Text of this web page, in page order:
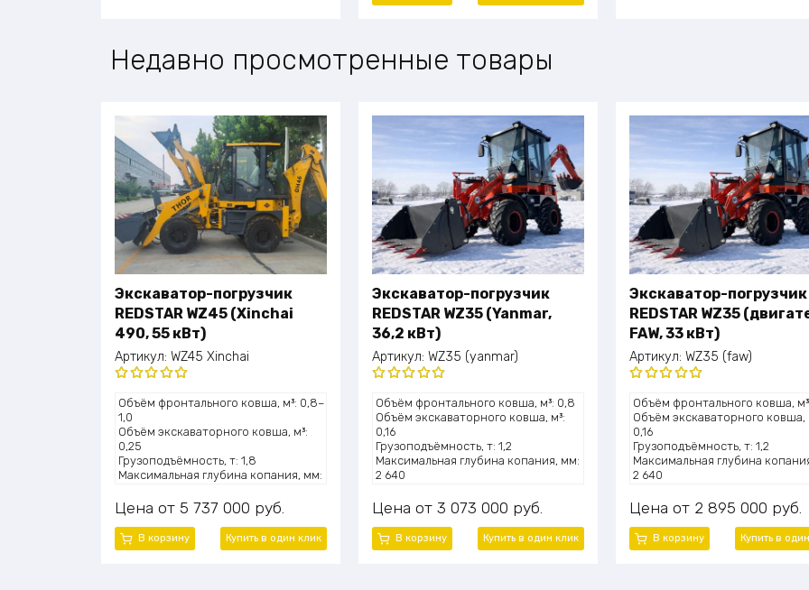
Недавно просмотренные товары
Экскаватор-погрузчик
REDSTAR WZ45 (Xinchai
490, 55 кВт)
Артикул: WZ45 Xinchai
Оценка
5.00 из 5
Объём фронтального ковша, м³: 0,8–
1,0
Объём экскаваторного ковша, м³:
0,25
Грузоподъёмность, т: 1,8
Максимальная глубина копания, мм:
Высота подъёма ковша, мм: 4100
Мощность двигателя, л.с.: ~75 (55
кВт)
Модель двигателя: Xinchai 490
Цена 5 737 000 руб.
В корзину Купить в один клик
Экскаватор-погрузчик
REDSTAR WZ35 (Yanmar,
36,2 кВт)
Артикул: WZ35 (yanmar)
Оценка
5.00из 5
Объём фронтального ковша, м³: 0,8
Объём экскаваторного ковша, м³:
0,16
Грузоподъёмность, т: 1,2
Максимальная глубина копания, мм:
2 640
830
Мощность двигателя, л.с.: ~49 (36,2
кВт)
Модель двигателя: Yanmar
Цена 3 073 000 руб.
В корзину Купить в один клик
Экскаватор-погрузчик
REDSTAR WZ35
FAW, 33 кВт)
Артикул: WZ35 (faw)
Оценка
5.00из 5
Объём фронтального ковша,
Объём экскаваторного ковша,
0,16
Грузоподъёмность, т: 1,2
Максимальная глубина
2 640
830
Мощность двигателя, л.с.: ~45
кВт)
Модель двигателя: Xinchai 490
Цена 2 895 000 руб.
В корзину Купить в